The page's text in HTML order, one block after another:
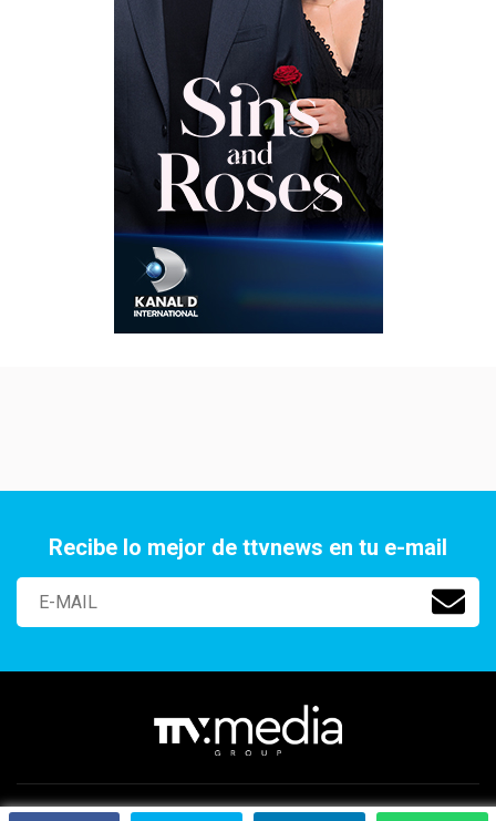
Recibe lo mejor de ttvnews en tu e-mail
Paraguay 2141 Of. 401, Aguada Park, Montevideo, Uruguay